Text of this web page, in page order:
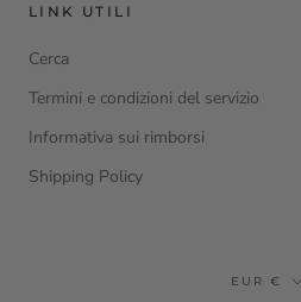
LINK UTILI
Cerca
Termini e condizioni del servizio
Informativa sui rimborsi
Shipping Policy
moneta
EUR €